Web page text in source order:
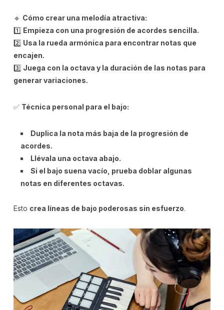
🔹 Cómo crear una melodía atractiva:
1️⃣ Empieza con una progresión de acordes sencilla.
2️⃣ Usa la rueda armónica para encontrar notas que
encajen.
3️⃣ Juega con la octava y la duración de las notas para
generar variaciones.
✅ Técnica personal para el bajo:
Duplica la nota más baja de la progresión de
acordes.
Llévala una octava abajo.
Si el bajo suena vacío, prueba doblar algunas
notas en diferentes octavas.
Esto crea líneas de bajo poderosas sin esfuerzo.